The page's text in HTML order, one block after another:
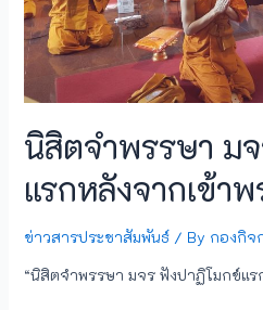
นิสิตจำพรรษา ม
แรกหลังจากเข้า
ข่าวสารประชาสัมพันธ์/ By กองกิจ
“นิสิตจำพรรษา มจร ฟังปาฏิโมกข์แร